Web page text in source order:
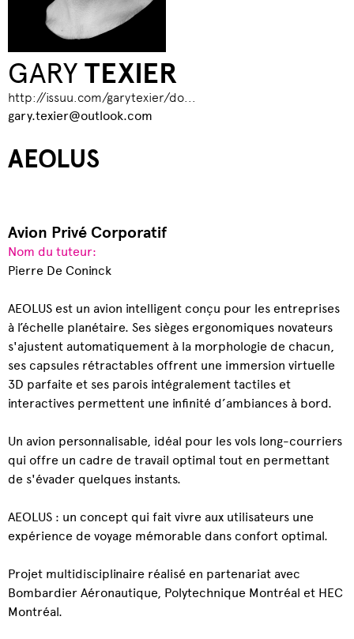
GARYTEXIER
http://issuu.com/garytexier/do...
gary.texier@outlook.com
AEOLUS
Avion Privé Corporatif
Nom du tuteur:
Pierre De Coninck
AEOLUS est un avion intelligent conçu pour les entreprises
à l’échelle planétaire. Ses sièges ergonomiques novateurs
s'ajustent automatiquement à la morphologie de chacun,
ses capsules rétractables offrent une immersion virtuelle
3D parfaite et ses parois intégralement tactiles et
interactives permettent une infinité d’ambiances à bord.
Un avion personnalisable, idéal pour les vols long-courriers
qui offre un cadre de travail optimal tout en permettant
de s'évader quelques instants.
AEOLUS : un concept qui fait vivre aux utilisateurs une
expérience de voyage mémorable dans confort optimal.
Projet multidisciplinaire réalisé en partenariat avec
Bombardier Aéronautique, Polytechnique Montréal et HEC
Montréal.